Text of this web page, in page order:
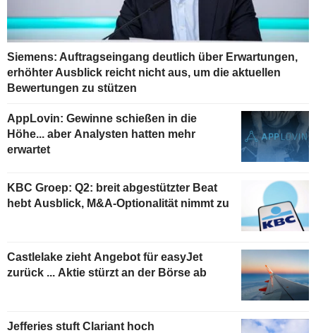
Siemens: Auftragseingang deutlich über Erwartungen,
erhöhter Ausblick reicht nicht aus, um die aktuellen
Bewertungen zu stützen
AppLovin: Gewinne schießen in die
Höhe... aber Analysten hatten mehr
erwartet
KBC Groep: Q2: breit abgestützter Beat
hebt Ausblick, M&A-Optionalität nimmt zu
Castlelake zieht Angebot für easyJet
zurück ... Aktie stürzt an der Börse ab
Jefferies stuft Clariant hoch